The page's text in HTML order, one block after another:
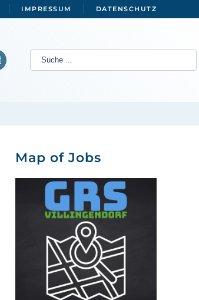
IMPRESSUM DATENSCHUTZ
Map of Jobs